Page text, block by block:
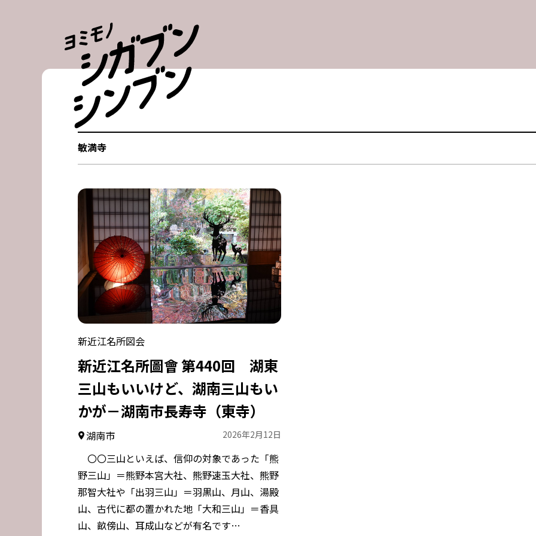
敏満寺
新近江名所図会
新近江名所圖會 第440回 湖東
三山もいいけど、湖南三山もい
かが－湖南市長寿寺（東寺）
湖南市 2026年2月12日
〇〇三山といえば、信仰の対象であった「熊
野三山」＝熊野本宮大社、熊野速玉大社、熊野
那智大社や「出羽三山」＝羽黒山、月山、湯殿
山、古代に都の置かれた地「大和三山」＝香具
山、畝傍山、耳成山などが有名です…